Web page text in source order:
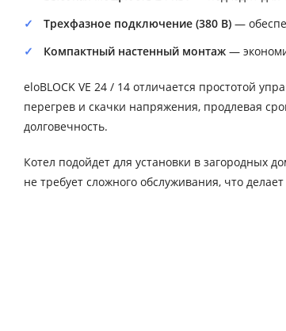
Трехфазное подключение (380 В) —
Компактный настенный монтаж —
eloBLOCK VE 24 / 14 отличается простотой
перегрев и скачки напряжения, продлевая
долговечность.
Котел подойдет для установки в загородных
не требует сложного обслуживания, что